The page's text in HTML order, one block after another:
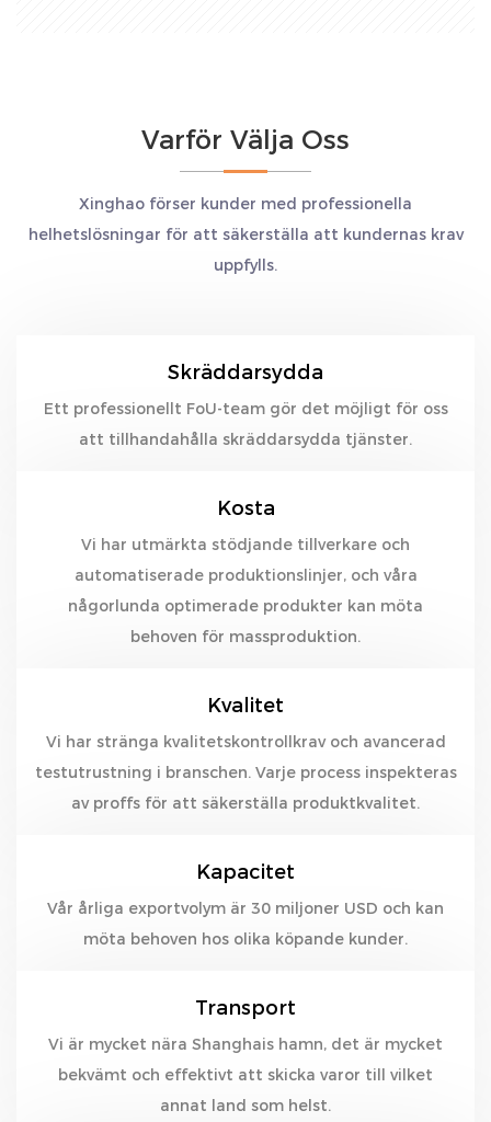
Varför Välja Oss
Xinghao förser kunder med professionella
helhetslösningar för att säkerställa att kundernas krav
uppfylls.
Skräddarsydda
Ett professionellt FoU-team gör det möjligt för oss
att tillhandahålla skräddarsydda tjänster.
Kosta
Vi har utmärkta stödjande tillverkare och
automatiserade produktionslinjer, och våra
någorlunda optimerade produkter kan möta
behoven för massproduktion.
Kvalitet
Vi har stränga kvalitetskontrollkrav och avancerad
testutrustning i branschen. Varje process inspekteras
av proffs för att säkerställa produktkvalitet.
Kapacitet
Vår årliga exportvolym är 30 miljoner USD och kan
möta behoven hos olika köpande kunder.
Transport
Vi är mycket nära Shanghais hamn, det är mycket
bekvämt och effektivt att skicka varor till vilket
annat land som helst.